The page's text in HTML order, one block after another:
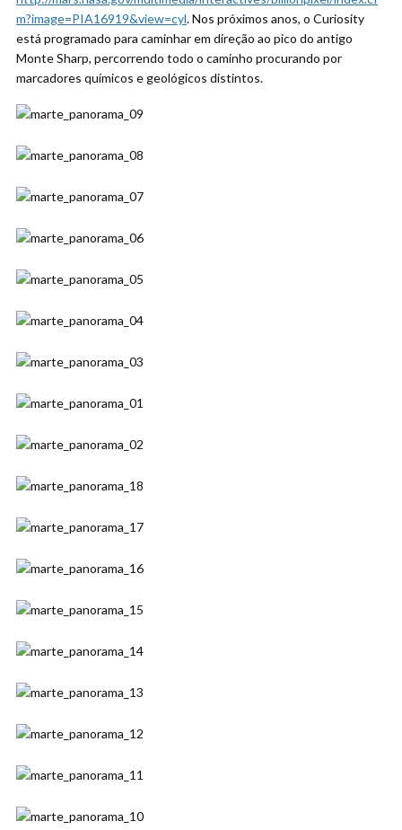
m?image=PIA16919&view=cyl. Nos próximos anos, o Curiosity
está programado para caminhar em direção ao pico do antigo
Monte Sharp, percorrendo todo o caminho procurando por
marcadores químicos e geológicos distintos.